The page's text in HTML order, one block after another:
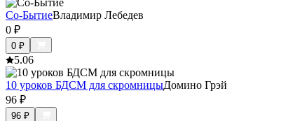
Со-БытиеВладимир Лебедев
0 ₽
0 ₽
5.06
10 уроков БДСМ для скромницыДомино Грэй
96 ₽
96 ₽